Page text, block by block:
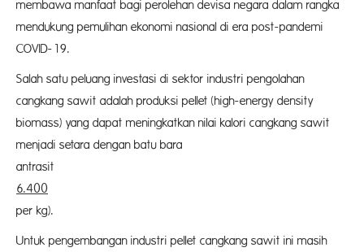
membawa manfaat bagi perolehan devisa negara dalam rangka
mendukung pemulihan ekonomi nasional di era post-pandemi
COVID-19.
Salah satu peluang investasi di sektor industri pengolahan
cangkang sawit adalah produksi pellet (high-energy density
biomass) yang dapat meningkatkan nilai kalori cangkang sawit
menjadi setara dengan batu bara
6.400
per kg).
Untuk pengembangan industri pellet cangkang sawit ini masih